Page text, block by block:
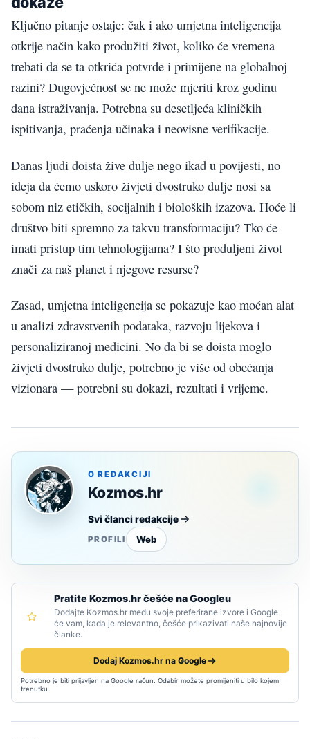
Ključno pitanje ostaje: čak i ako umjetna inteligencija
otkrije način kako produžiti život, koliko će vremena
trebati da se ta otkrića potvrde i primijene na globalnoj
razini? Dugovječnost se ne može mjeriti kroz godinu
dana istraživanja. Potrebna su desetljeća kliničkih
ispitivanja, praćenja učinaka i neovisne verifikacije.
Danas ljudi doista žive dulje nego ikad u povijesti, no
ideja da ćemo uskoro živjeti dvostruko dulje nosi sa
sobom niz etičkih, socijalnih i bioloških izazova. Hoće li
društvo biti spremno za takvu transformaciju? Tko će
imati pristup tim tehnologijama? I što produljeni život
znači za naš planet i njegove resurse?
Zasad, umjetna inteligencija se pokazuje kao moćan alat
u analizi zdravstvenih podataka, razvoju lijekova i
personaliziranoj medicini. No da bi se doista moglo
živjeti dvostruko dulje, potrebno je više od obećanja
vizionara — potrebni su dokazi, rezultati i vrijeme.
O REDAKCIJI
Kozmos.hr
Svi članci redakcije
PROFILI Web
Pratite Kozmos.hr češće na Googleu
Dodajte Kozmos.hr među svoje preferirane izvore i Google
će vam, kada je relevantno, češće prikazivati naše najnovije
članke.
Dodaj Kozmos.hr na Google
Potrebno je biti prijavljen na Google račun. Odabir možete promijeniti u bilo kojem
trenutku.